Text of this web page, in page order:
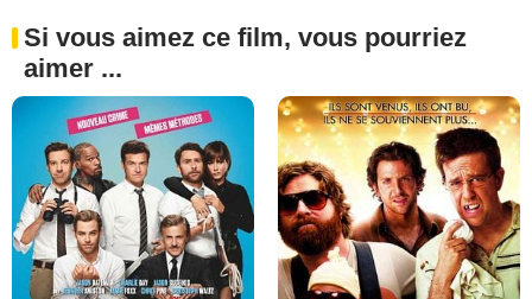
Si vous aimez ce film, vous pourriez
aimer ...